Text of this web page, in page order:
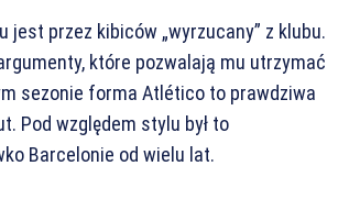
jest przez kibiców „wyrzucany” z klubu.
które pozwalają mu utrzymać
sezonie forma Atlético to prawdziwa
Pod względem stylu był to
Barcelonie od wielu lat.